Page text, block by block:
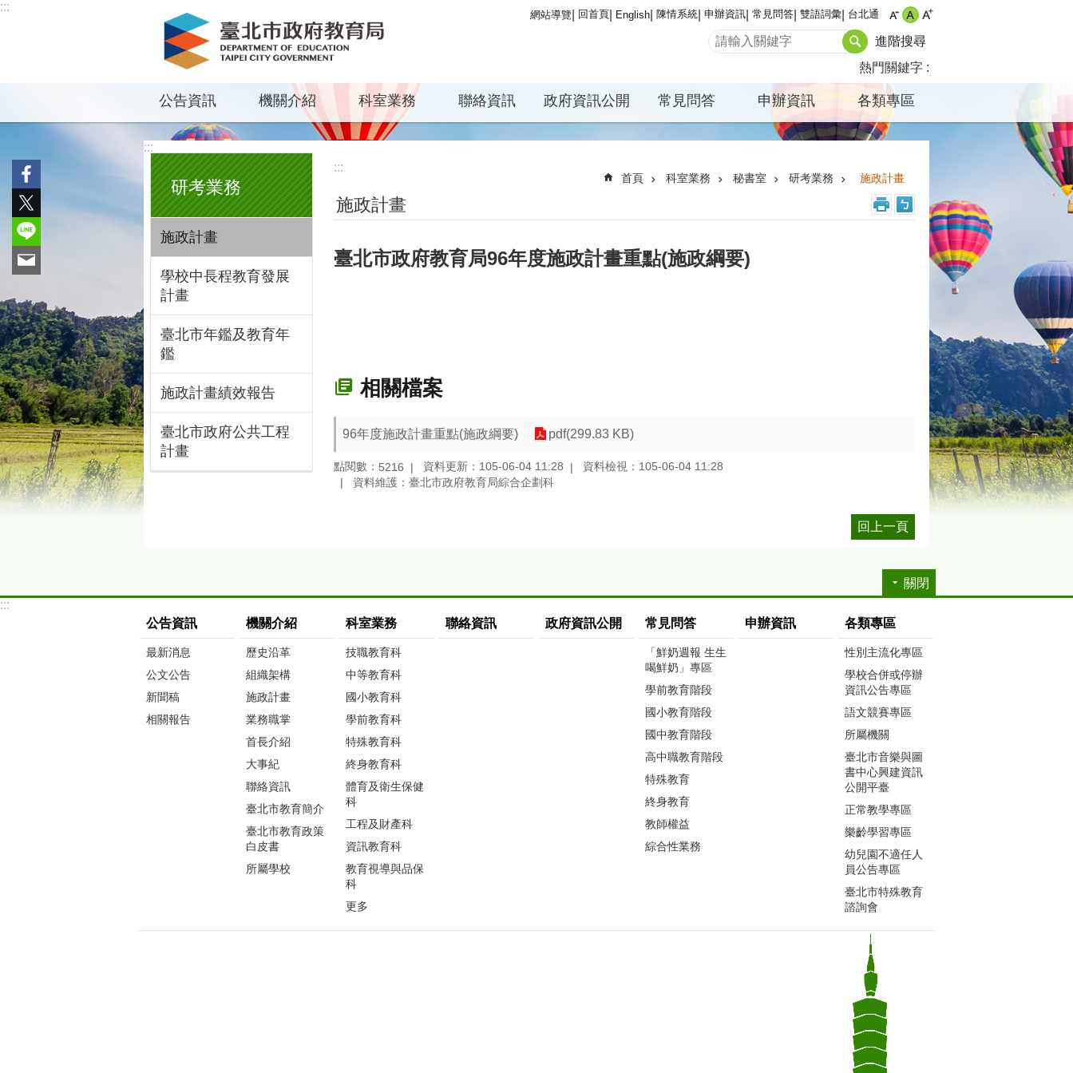
跳到主要內容區塊
:::
網站導覽 回首頁 English 陳情系統 申辦資訊 常見問答 雙語詞彙 台北通
進階搜尋
熱門關鍵字
公告資訊 機關介紹 科室業務 聯絡資訊 政府資訊公開 常見問答 申辦資訊 各類專區
:::
研考業務
施政計畫
學校中長程教育發展
計畫
臺北市年鑑及教育年
鑑
施政計畫績效報告
臺北市政府公共工程
計畫
:::
首頁 科室業務 秘書室 研考業務 施政計畫
施政計畫
臺北市政府教育局96年度施政計畫重點(施政綱要)
相關檔案
96年度施政計畫重點(施政綱要) pdf(299.83 KB)
點閱數： 5216 資料更新：105-06-04 11:28
資料檢視：105-06-04 11:28
資料維護：臺北市政府教育局綜合企劃科
回上一頁
關閉
:::
公告資訊
最新消息
公文公告
新聞稿
相關報告
機關介紹
歷史沿革
組織架構
施政計畫
業務職掌
首長介紹
大事紀
聯絡資訊
臺北市教育簡介
臺北市教育政策
白皮書
所屬學校
科室業務
技職教育科
中等教育科
國小教育科
學前教育科
特殊教育科
終身教育科
體育及衛生保健
科
工程及財產科
資訊教育科
教育視導與品保
科
更多
聯絡資訊 政府資訊公開 常見問答
「鮮奶週報 生生
喝鮮奶」專區
學前教育階段
國小教育階段
國中教育階段
高中職教育階段
特殊教育
終身教育
教師權益
綜合性業務
申辦資訊 各類專區
性別主流化專區
學校合併或停辦
資訊公告專區
語文競賽專區
所屬機關
臺北市音樂與圖
書中心興建資訊
公開平臺
正常教學專區
樂齡學習專區
幼兒園不適任人
員公告專區
臺北市特殊教育
諮詢會